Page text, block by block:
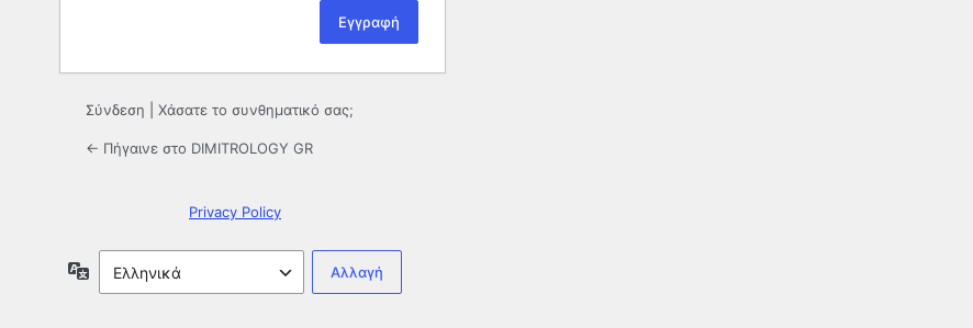
Σύνδεση Χάσατε το συνθηματικό σας;
← Πήγαινε στο DIMITROLOGY GR
Privacy Policy
Γλώσσα